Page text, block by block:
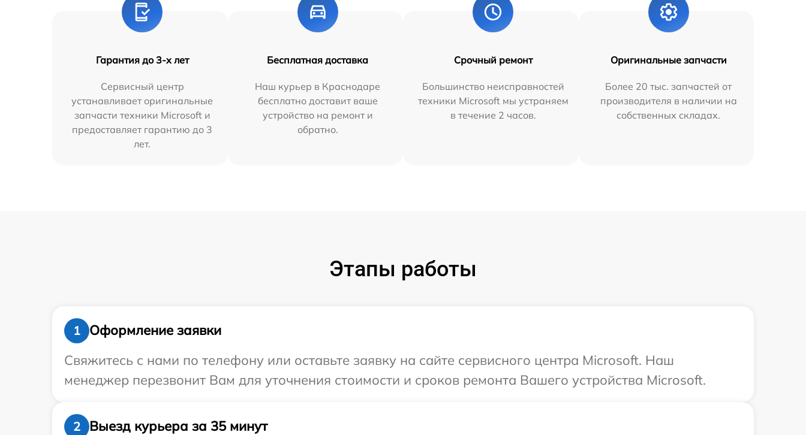
Гарантия до 3-х лет
Сервисный центр
устанавливает оригинальные
запчасти техники Microsoft и
предоставляет гарантию до 3
лет.
Бесплатная доставка
Наш курьер в Краснодаре
бесплатно доставит ваше
устройство на ремонт и
обратно.
Срочный ремонт
Большинство неисправностей
техники Microsoft мы устраняем
в течение 2 часов.
Оригинальные запчасти
Более 20 тыс. запчастей от
производителя в наличии на
собственных складах.
Этапы работы
1
Оформление заявки
Свяжитесь с нами по телефону или оставьте заявку на сайте сервисного центра Microsoft. Наш
менеджер перезвонит Вам для уточнения стоимости и сроков ремонта Вашего устройства Microsoft.
2
Выезд курьера за 35 минут